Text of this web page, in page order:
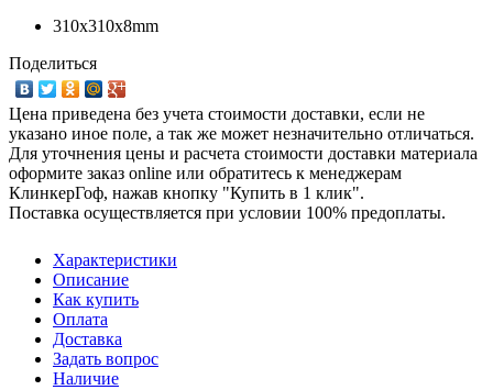
310х310х8mm
Поделиться
Цена приведена без учета стоимости доставки, если не
указано иное поле, а так же может незначительно отличаться.
Для уточнения цены и расчета стоимости доставки материала
оформите заказ online или обратитесь к менеджерам
КлинкерГоф, нажав кнопку "Купить в 1 клик".
Поставка осуществляется при условии 100% предоплаты.
Характеристики
Описание
Как купить
Оплата
Доставка
Задать вопрос
Наличие